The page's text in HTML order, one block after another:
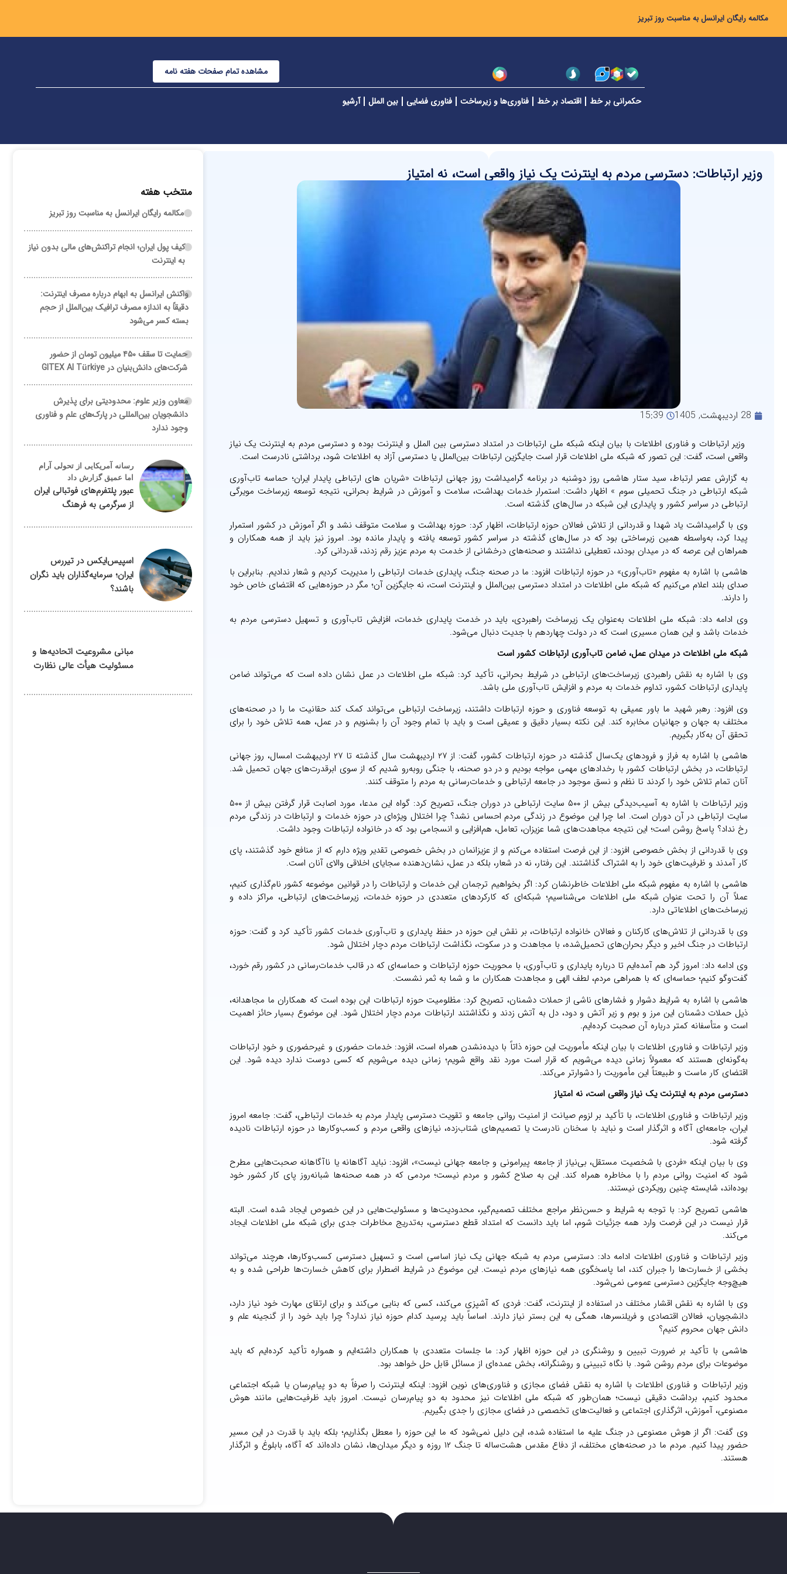
مکالمه رایگان ایرانسل به مناسبت روز تبریز
مشاهده تمام صفحات هفته نامه
حکمرانی بر خط اقتصاد بر خط فناوری‌ها و زیرساخت فناوری فضایی بین الملل آرشیو
وزیر ارتباطات: دسترسی مردم به اینترنت یک نیاز واقعی است، نه امتیاز
28 اردیبهشت, 1405 15:39
وزیر ارتباطات و فناوری اطلاعات با بیان اینکه شبکه ملی ارتباطات در امتداد دسترسی بین الملل و اینترنت بوده و دسترسی مردم به اینترنت یک نیاز
واقعی است، گفت: این تصور که شبکه ملی اطلاعات قرار است جایگزین ارتباطات بین‌الملل یا دسترسی آزاد به اطلاعات شود، برداشتی نادرست است.
به گزارش عصر ارتباط، سید ستار هاشمی روز دوشنبه در برنامه گرامیداشت روز جهانی ارتباطات «شریان های ارتباطی پایدار ایران؛ حماسه تاب‌آوری
شبکه ارتباطی در جنگ تحمیلی سوم » اظهار داشت: استمرار خدمات بهداشت، سلامت و آموزش در شرایط بحرانی، نتیجه توسعه زیرساخت مویرگی
ارتباطی در سراسر کشور و پایداری این شبکه در سال‌های گذشته است.
وی با گرامیداشت یاد شهدا و قدردانی از تلاش فعالان حوزه ارتباطات، اظهار کرد: حوزه بهداشت و سلامت متوقف نشد و اگر آموزش در کشور استمرار
پیدا کرد، به‌واسطه همین زیرساختی بود که در سال‌های گذشته در سراسر کشور توسعه یافته و پایدار مانده بود. امروز نیز باید از همه همکاران و
همراهان این عرصه که در میدان بودند، تعطیلی نداشتند و صحنه‌های درخشانی از خدمت به مردم عزیز رقم زدند، قدردانی کرد.
هاشمی با اشاره به مفهوم «تاب‌آوری» در حوزه ارتباطات افزود: ما در صحنه جنگ، پایداری خدمات ارتباطی را مدیریت کردیم و شعار ندادیم. بنابراین با
صدای بلند اعلام می‌کنیم که شبکه ملی اطلاعات در امتداد دسترسی بین‌الملل و اینترنت است، نه جایگزین آن؛ مگر در حوزه‌هایی که اقتضای خاص خود
را دارند.
وی ادامه داد: شبکه ملی اطلاعات به‌عنوان یک زیرساخت راهبردی، باید در خدمت پایداری خدمات، افزایش تاب‌آوری و تسهیل دسترسی مردم به
خدمات باشد و این همان مسیری است که در دولت چهاردهم با جدیت دنبال می‌شود.
شبکه ملی اطلاعات در میدان عمل، ضامن تاب‌آوری ارتباطات کشور است
وی با اشاره به نقش راهبردی زیرساخت‌های ارتباطی در شرایط بحرانی، تأکید کرد: شبکه ملی اطلاعات در عمل نشان داده است که می‌تواند ضامن
پایداری ارتباطات کشور، تداوم خدمات به مردم و افزایش تاب‌آوری ملی باشد.
وی افزود: رهبر شهید ما باور عمیقی به توسعه فناوری و حوزه ارتباطات داشتند، زیرساخت ارتباطی می‌تواند کمک کند حقانیت ما را در صحنه‌های
مختلف به جهان و جهانیان مخابره کند. این نکته بسیار دقیق و عمیقی است و باید با تمام وجود آن را بشنویم و در عمل، همه تلاش خود را برای
تحقق آن به‌کار بگیریم.
هاشمی با اشاره به فراز و فرودهای یک‌سال گذشته در حوزه ارتباطات کشور، گفت: از ۲۷ اردیبهشت سال گذشته تا ۲۷ اردیبهشت امسال، روز جهانی
ارتباطات، در بخش ارتباطات کشور با رخدادهای مهمی مواجه بودیم و در دو صحنه، با جنگی روبه‌رو شدیم که از سوی ابرقدرت‌های جهان تحمیل شد.
آنان تمام تلاش خود را کردند تا نظم و نسق موجود در جامعه ارتباطی و خدمات‌رسانی به مردم را متوقف کنند.
وزیر ارتباطات با اشاره به آسیب‌دیدگی بیش از ۵۰۰ سایت ارتباطی در دوران جنگ، تصریح کرد: گواه این مدعا، مورد اصابت قرار گرفتن بیش از ۵۰۰
سایت ارتباطی در آن دوران است. اما چرا این موضوع در زندگی مردم احساس نشد؟ چرا اختلال ویژه‌ای در حوزه خدمات و ارتباطات در زندگی مردم
رخ نداد؟ پاسخ روشن است؛ این نتیجه مجاهدت‌های شما عزیزان، تعامل، هم‌افزایی و انسجامی بود که در خانواده ارتباطات وجود داشت.
وی با قدردانی از بخش خصوصی افزود: از این فرصت استفاده می‌کنم و از عزیزانمان در بخش خصوصی تقدیر ویژه دارم که از منافع خود گذشتند، پای
کار آمدند و ظرفیت‌های خود را به اشتراک گذاشتند. این رفتار، نه در شعار، بلکه در عمل، نشان‌دهنده سجایای اخلاقی والای آنان است.
هاشمی با اشاره به مفهوم شبکه ملی اطلاعات خاطرنشان کرد: اگر بخواهیم ترجمان این خدمات و ارتباطات را در قوانین موضوعه کشور نام‌گذاری کنیم،
عملاً آن را تحت عنوان شبکه ملی اطلاعات می‌شناسیم؛ شبکه‌ای که کارکردهای متعددی در حوزه خدمات، زیرساخت‌های ارتباطی، مراکز داده و
زیرساخت‌های اطلاعاتی دارد.
وی با قدردانی از تلاش‌های کارکنان و فعالان خانواده ارتباطات، بر نقش این حوزه در حفظ پایداری و تاب‌آوری خدمات کشور تأکید کرد و گفت: حوزه
ارتباطات در جنگ اخیر و دیگر بحران‌های تحمیل‌شده، با مجاهدت و در سکوت، نگذاشت ارتباطات مردم دچار اختلال شود.
وی ادامه داد: امروز گرد هم آمده‌ایم تا درباره پایداری و تاب‌آوری، با محوریت حوزه ارتباطات و حماسه‌ای که در قالب خدمات‌رسانی در کشور رقم خورد،
گفت‌وگو کنیم؛ حماسه‌ای که با همراهی مردم، لطف الهی و مجاهدت همکاران ما و شما به ثمر نشست.
هاشمی با اشاره به شرایط دشوار و فشارهای ناشی از حملات دشمنان، تصریح کرد: مظلومیت حوزه ارتباطات این بوده است که همکاران ما مجاهدانه،
ذیل حملات دشمنان این مرز و بوم و زیر آتش و دود، دل به آتش زدند و نگذاشتند ارتباطات مردم دچار اختلال شود. این موضوع بسیار حائز اهمیت
است و متأسفانه کمتر درباره آن صحبت کرده‌ایم.
وزیر ارتباطات و فناوری اطلاعات با بیان اینکه مأموریت این حوزه ذاتاً با دیده‌نشدن همراه است، افزود: خدمات حضوری و غیرحضوری و خودِ ارتباطات
به‌گونه‌ای هستند که معمولاً زمانی دیده می‌شویم که قرار است مورد نقد واقع شویم؛ زمانی دیده می‌شویم که کسی دوست ندارد دیده شود. این
اقتضای کار ماست و طبیعتاً این مأموریت را دشوارتر می‌کند.
دسترسی مردم به اینترنت یک نیاز واقعی است، نه امتیاز
وزیر ارتباطات و فناوری اطلاعات، با تأکید بر لزوم صیانت از امنیت روانی جامعه و تقویت دسترسی پایدار مردم به خدمات ارتباطی، گفت: جامعه امروز
ایران، جامعه‌ای آگاه و اثرگذار است و نباید با سخنان نادرست یا تصمیم‌های شتاب‌زده، نیازهای واقعی مردم و کسب‌وکارها در حوزه ارتباطات نادیده
گرفته شود.
وی با بیان اینکه «فردی با شخصیت مستقل، بی‌نیاز از جامعه پیرامونی و جامعه جهانی نیست»، افزود: نباید آگاهانه یا ناآگاهانه صحبت‌هایی مطرح
شود که امنیت روانی مردم را با مخاطره همراه کند. این به صلاح کشور و مردم نیست؛ مردمی که در همه صحنه‌ها شبانه‌روز پای کار کشور خود
بوده‌اند، شایسته چنین رویکردی نیستند.
هاشمی تصریح کرد: با توجه به شرایط و حسن‌نظر مراجع مختلف تصمیم‌گیر، محدودیت‌ها و مسئولیت‌هایی در این خصوص ایجاد شده است. البته
قرار نیست در این فرصت وارد همه جزئیات شوم، اما باید دانست که امتداد قطع دسترسی، به‌تدریج مخاطرات جدی برای شبکه ملی اطلاعات ایجاد
می‌کند.
وزیر ارتباطات و فناوری اطلاعات ادامه داد: دسترسی مردم به شبکه جهانی یک نیاز اساسی است و تسهیل دسترسی کسب‌وکارها، هرچند می‌تواند
بخشی از خسارت‌ها را جبران کند، اما پاسخگوی همه نیازهای مردم نیست. این موضوع در شرایط اضطرار برای کاهش خسارت‌ها طراحی شده و به
هیچ‌وجه جایگزین دسترسی عمومی نمی‌شود.
وی با اشاره به نقش اقشار مختلف در استفاده از اینترنت، گفت: فردی که آشپزی می‌کند، کسی که بنایی می‌کند و برای ارتقای مهارت خود نیاز دارد،
دانشجویان، فعالان اقتصادی و فریلنسرها، همگی به این بستر نیاز دارند. اساساً باید پرسید کدام حوزه نیاز ندارد؟ چرا باید خود را از گنجینه علم و
دانش جهان محروم کنیم؟
هاشمی با تأکید بر ضرورت تبیین و روشنگری در این حوزه اظهار کرد: ما جلسات متعددی با همکاران داشته‌ایم و همواره تأکید کرده‌ایم که باید
موضوعات برای مردم روشن شود. با نگاه تبیینی و روشنگرانه، بخش عمده‌ای از مسائل قابل حل خواهد بود.
وزیر ارتباطات و فناوری اطلاعات با اشاره به نقش فضای مجازی و فناوری‌های نوین افزود: اینکه اینترنت را صرفاً به دو پیام‌رسان یا شبکه اجتماعی
محدود کنیم، برداشت دقیقی نیست؛ همان‌طور که شبکه ملی اطلاعات نیز محدود به دو پیام‌رسان نیست. امروز باید ظرفیت‌هایی مانند هوش
مصنوعی، آموزش، اثرگذاری اجتماعی و فعالیت‌های تخصصی در فضای مجازی را جدی بگیریم.
وی گفت: اگر از هوش مصنوعی در جنگ علیه ما استفاده شده، این دلیل نمی‌شود که ما این حوزه را معطل بگذاریم؛ بلکه باید با قدرت در این مسیر
حضور پیدا کنیم. مردم ما در صحنه‌های مختلف، از دفاع مقدس هشت‌ساله تا جنگ ۱۲ روزه و دیگر میدان‌ها، نشان داده‌اند که آگاه، بابلوغ و اثرگذار
هستند.
منتخب هفته
مکالمه رایگان ایرانسل به مناسبت روز تبریز
کیف پول ایران؛ انجام تراکنش‌های مالی بدون نیاز
به اینترنت
واکنش ایرانسل به ابهام درباره مصرف اینترنت:
دقیقاً به اندازه مصرف ترافیک بین‌الملل از حجم
بسته کسر می‌شود
حمایت تا سقف ۴۵۰ میلیون تومان از حضور
شرکت‌های دانش‌بنیان در GITEX AI Türkiye
معاون وزیر علوم: محدودیتی برای پذیرش
دانشجویان بین‌المللی در پارک‌های علم و فناوری
وجود ندارد
رسانه آمریکایی از تحولی آرام
اما عمیق گزارش داد
عبور پلتفرم‌های فوتبالی ایران
از سرگرمی به فرهنگ
اسپیس‌ایکس در تیررس
ایران؛ سرمایه‌گذاران باید نگران
باشند؟
مبانی مشروعیت اتحادیه‌ها و
مسئولیت هیأت عالی نظارت